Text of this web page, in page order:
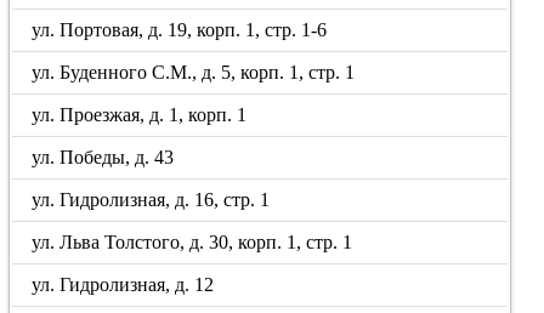
ул. Портовая, д. 19, корп. 1, стр. 1-6
ул. Буденного С.М., д. 5, корп. 1, стр. 1
ул. Проезжая, д. 1, корп. 1
ул. Победы, д. 43
ул. Гидролизная, д. 16, стр. 1
ул. Льва Толстого, д. 30, корп. 1, стр. 1
ул. Гидролизная, д. 12